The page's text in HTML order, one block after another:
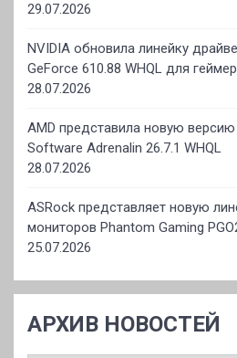
29.07.2026
NVIDIA обновила линейку
GeForce 610.88 WHQL для
28.07.2026
AMD представила новую
Software Adrenalin 26.7.1 WHQL
28.07.2026
ASRock представляет новую
мониторов Phantom Gaming
25.07.2026
АРХИВ НОВОСТЕЙ